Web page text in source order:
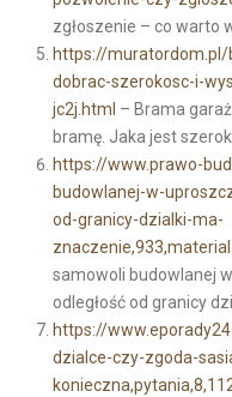
zgłoszenie – co warto
https://
dobrac-szerokosc-i-
jc2j.html – Brama
bramę. Jaka jest
https://www.prawo-
budowlanej-w-
od-granicy-dzialki-ma-
samowoli budowlanej
odległość od granicy
https://
dzialce-czy-zgoda-